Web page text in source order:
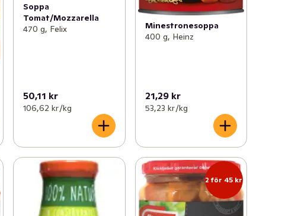
Soppa
Tomat/Mozzarella
470 g, Felix
50,11 kr
106,62 kr /kg
Minestronesoppa
400 g, Heinz
21,29 kr
53,23 kr /kg
2 för 45 kr